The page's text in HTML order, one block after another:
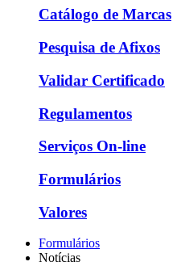
Catálogo de Marcas
Pesquisa de Afixos
Validar Certificado
Regulamentos
Serviços On-line
Formulários
Valores
Formulários
Notícias